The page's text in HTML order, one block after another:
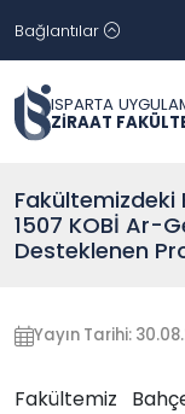
Bağlantılar
ISPARTA
ZİRAAT
Fakültemizdeki
1507 KOBİ Ar-
Desteklenen
Yayın Tarihi:
Fakültemiz